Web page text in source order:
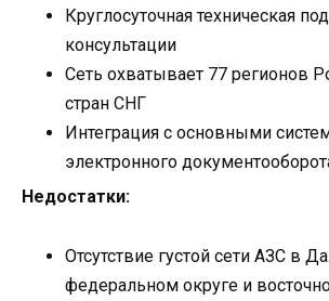
Круглосуточная техническая
консультации
Сеть охватывает 77 регионов
стран СНГ
Интеграция с основными
электронного
Недостатки:
Отсутствие густой сети АЗС в
федеральном округе и